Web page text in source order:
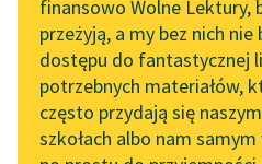
Zapraszamy na spotkanie
online z tłumaczkami
literatury skandynawskiej
Spotkanie z Katarzyną
Tunkiel w Oslo
finansowo Wolne Lektury,
przeżyją, a my bez nich
dostępu do fantastycznej
potrzebnych materiałów,
często przydają się
szkołach albo nam samym